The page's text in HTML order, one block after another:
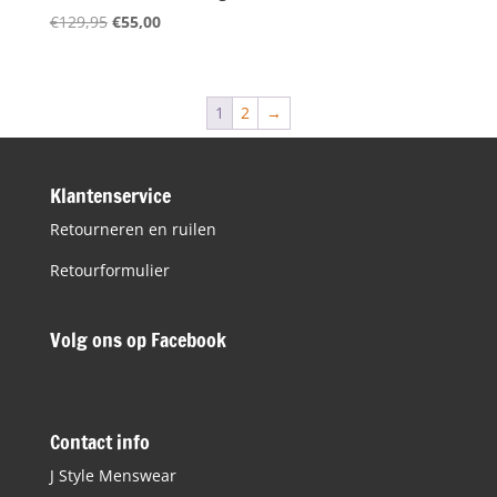
€129,95 Oorspronkelijke
€55,00Huidige
€55,00.
1 2 →
Klantenservice
Retourneren en ruilen
Retourformulier
Volg ons op Facebook
Contact info
J Style Menswear